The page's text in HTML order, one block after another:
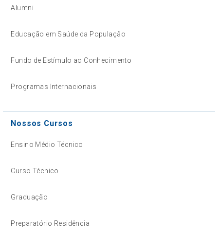
Alumni
Educação em Saúde da População
Fundo de Estímulo ao Conhecimento
Programas Internacionais
Nossos Cursos
Ensino Médio Técnico
Curso Técnico
Graduação
Preparatório Residência